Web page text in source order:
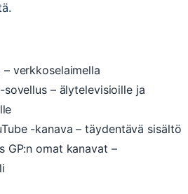
– verkkoselaimella
sovellus – älytelevisioille ja
-kanava – täydentävä sisältö
GP:n omat kanavat –